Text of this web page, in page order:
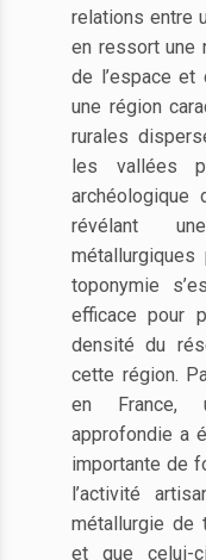
relations entre
en ressort une
de l’espace et
une région
rurales
les vallées
archéologique
révélant
métallurgiques
toponymie
efficace pour
densité du
cette région.
en France,
approfondie a
importante de
l’activité
métallurgie de
et que celui-